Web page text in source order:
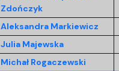
Zdończyk
Aleksandra Markiewicz
Julia Majewska
Michał Rogaczewski